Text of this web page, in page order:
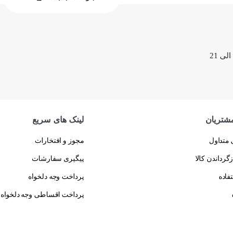
کالا
لینک های سریع
مجوز و افتخارات
پیگیری سفارشات
پرداخت وجه دلخواه
پرداخت اقساطی وجه دلخواه